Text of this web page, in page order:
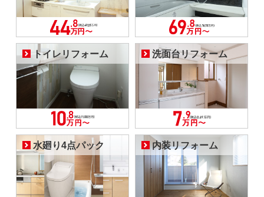
トイレリフォーム 洗面台リフォーム
水廻り4点パック 内装リフォーム